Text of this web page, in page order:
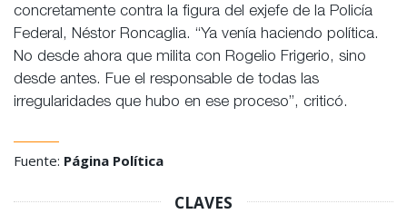
concretamente contra la figura del exjefe de la Policía
Federal, Néstor Roncaglia. “Ya venía haciendo política.
No desde ahora que milita con Rogelio Frigerio, sino
desde antes. Fue el responsable de todas las
irregularidades que hubo en ese proceso”, criticó.
Fuente: Página Política
CLAVES